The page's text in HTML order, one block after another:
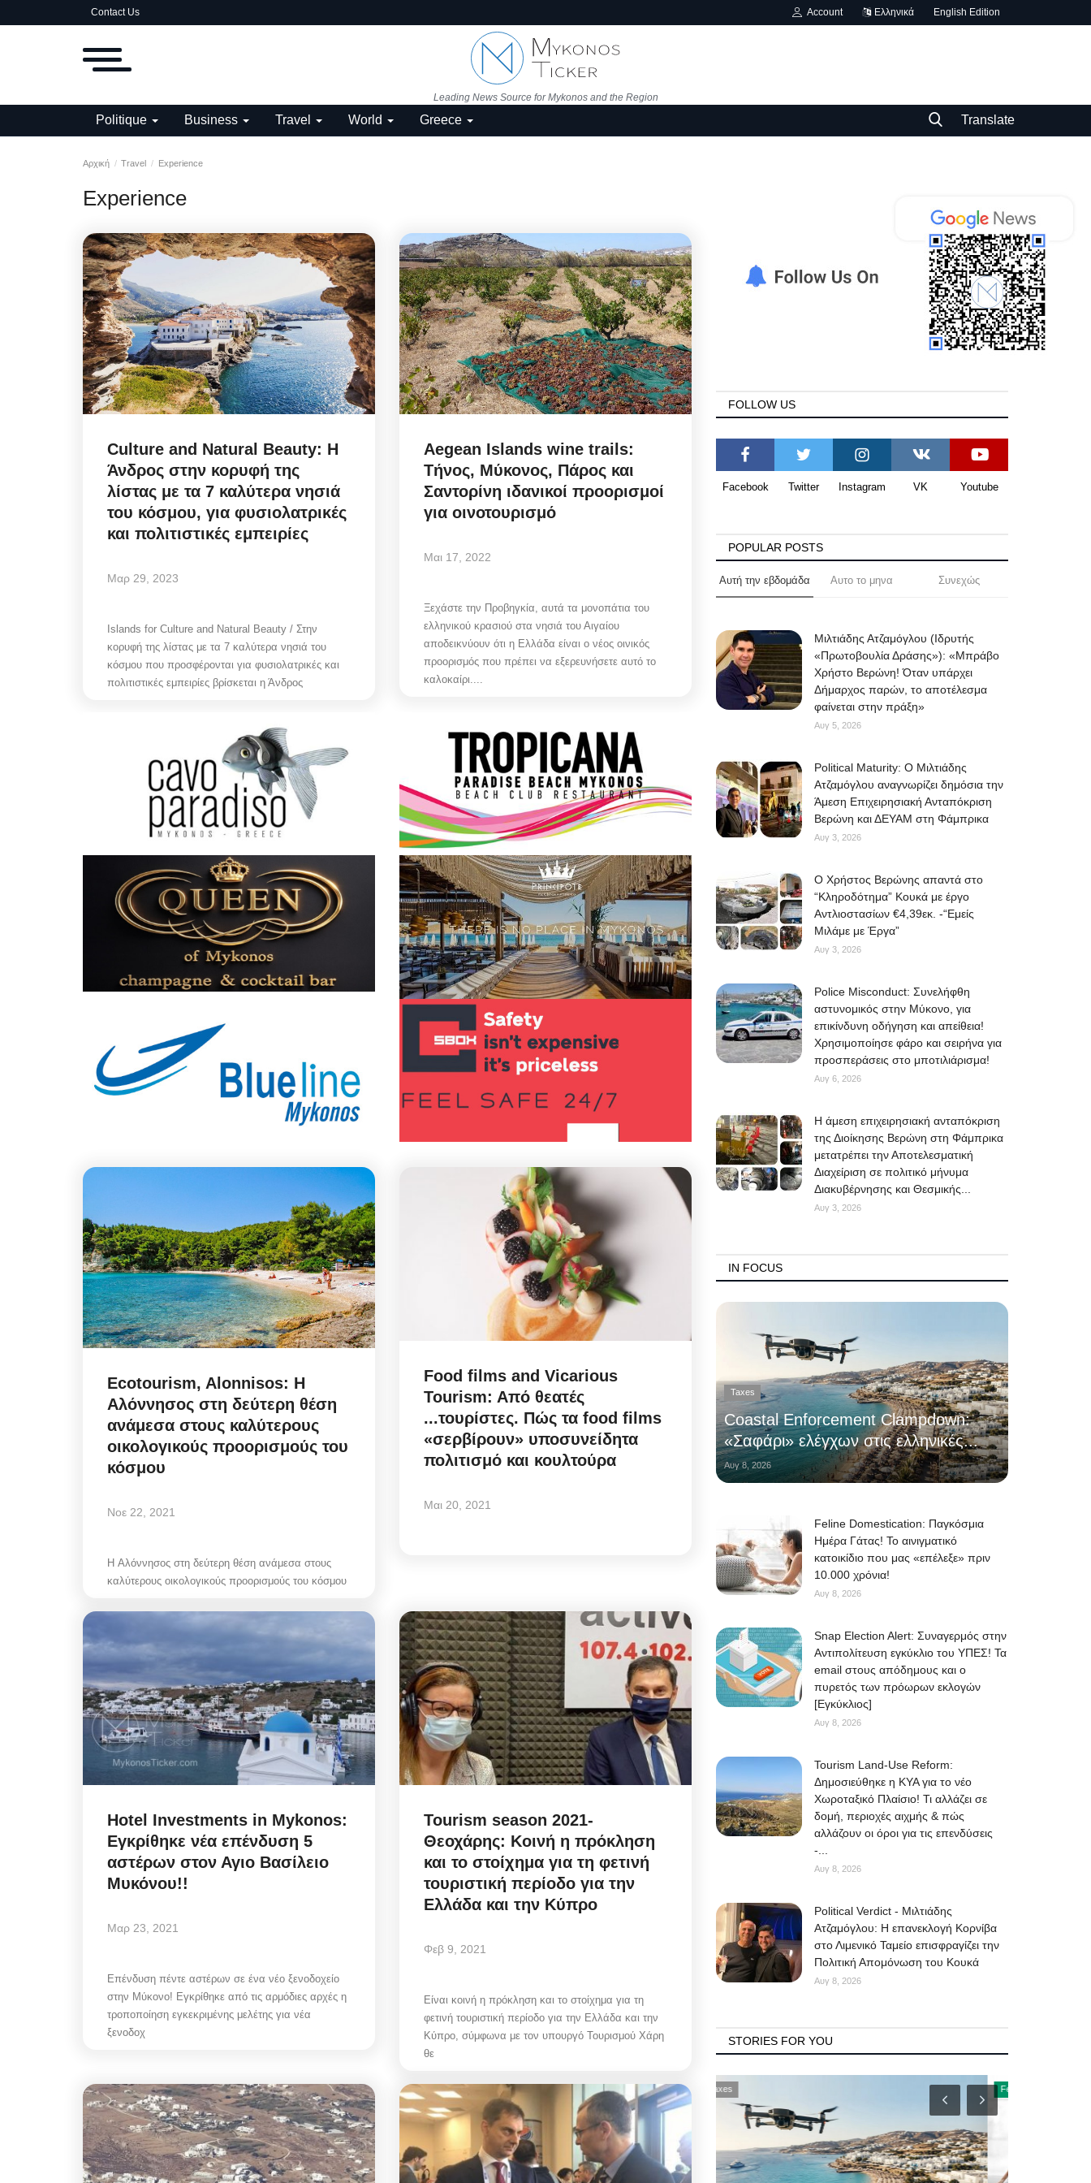
Contact Us Account Ελληνικά English Edition
Leading News Source for Mykonos and the Region
Politique Business Travel World Greece Translate
Αρχική Travel Experience
Experience
Culture and Natural Beauty: H
Άνδρος στην κορυφή της
λίστας με τα 7 καλύτερα νησιά
του κόσμου, για φυσιολατρικές
και πολιτιστικές εμπειρίες
Μαρ 29, 2023
Islands for Culture and Natural Beauty / Στην
κορυφή της λίστας με τα 7 καλύτερα νησιά του
κόσμου που προσφέρονται για φυσιολατρικές και
πολιτιστικές εμπειρίες βρίσκεται η Άνδρος
Aegean Islands wine trails:
Τήνος, Μύκονος, Πάρος και
Σαντορίνη ιδανικοί προορισμοί
για οινοτουρισμό
Μαι 17, 2022
Ξεχάστε την Προβηγκία, αυτά τα μονοπάτια του
ελληνικού κρασιού στα νησιά του Αιγαίου
αποδεικνύουν ότι η Ελλάδα είναι ο νέος οινικός
προορισμός που πρέπει να εξερευνήσετε αυτό το
καλοκαίρι....
Ecotourism, Alonnisos: H
Αλόννησος στη δεύτερη θέση
ανάμεσα στους καλύτερους
οικολογικούς προορισμούς του
κόσμου
Νοε 22, 2021
H Αλόννησος στη δεύτερη θέση ανάμεσα στους
καλύτερους οικολογικούς προορισμούς του κόσμου
Food films and Vicarious
Tourism: Aπό θεατές
...τουρίστες. Πώς τα food films
«σερβίρουν» υποσυνείδητα
πολιτισμό και κουλτούρα
Μαι 20, 2021
Hotel Investments in Mykonos:
Εγκρίθηκε νέα επένδυση 5
αστέρων στον Αγιο Βασίλειο
Μυκόνου!!
Μαρ 23, 2021
Επένδυση πέντε αστέρων σε ένα νέο ξενοδοχείο
στην Μύκονο! Εγκρίθηκε από τις αρμόδιες αρχές η
τροποποίηση εγκεκριμένης μελέτης για νέα
ξενοδοχ
Tourism season 2021-
Θεοχάρης: Κοινή η πρόκληση
και το στοίχημα για τη φετινή
τουριστική περίοδο για την
Ελλάδα και την Κύπρο
Φεβ 9, 2021
Είναι κοινή η πρόκληση και το στοίχημα για τη
φετινή τουριστική περίοδο για την Ελλάδα και την
Κύπρο, σύμφωνα με τον υπουργό Τουρισμού Χάρη
θε
FOLLOW US
Facebook Twitter Instagram VK Youtube
POPULAR POSTS
Αυτή την εβδομάδα Αυτο το μηνα Συνεχώς
Μιλτιάδης Ατζαμόγλου (Ιδρυτής
«Πρωτοβουλία Δράσης»): «Μπράβο
Χρήστο Βερώνη! Όταν υπάρχει
Δήμαρχος παρών, το αποτέλεσμα
φαίνεται στην πράξη»
Αυγ 5, 2026
Political Maturity: Ο Μιλτιάδης
Ατζαμόγλου αναγνωρίζει δημόσια την
Άμεση Επιχειρησιακή Ανταπόκριση
Βερώνη και ΔΕΥΑΜ στη Φάμπρικα
Αυγ 3, 2026
O Χρήστος Βερώνης απαντά στο
“Κληροδότημα” Κουκά με έργο
Αντλιοστασίων €4,39εκ. -“Εμείς
Μιλάμε με Έργα”
Αυγ 3, 2026
Police Misconduct: Συνελήφθη
αστυνομικός στην Μύκονο, για
επικίνδυνη οδήγηση και απείθεια!
Χρησιμοποίησε φάρο και σειρήνα για
προσπεράσεις στο μποτιλιάρισμα!
Αυγ 6, 2026
Η άμεση επιχειρησιακή ανταπόκριση
της Διοίκησης Βερώνη στη Φάμπρικα
μετατρέπει την Αποτελεσματική
Διαχείριση σε πολιτικό μήνυμα
Διακυβέρνησης και Θεσμικής...
Αυγ 3, 2026
IN FOCUS
Taxes
Coastal Enforcement Clampdown:
«Σαφάρι» ελέγχων στις ελληνικές...
Αυγ 8, 2026
Feline Domestication: Παγκόσμια
Ημέρα Γάτας! Το αινιγματικό
κατοικίδιο που μας «επέλεξε» πριν
10.000 χρόνια!
Αυγ 8, 2026
Snap Election Alert: Συναγερμός στην
Αντιπολίτευση εγκύκλιο του ΥΠΕΣ! Τα
email στους απόδημους και ο
πυρετός των πρόωρων εκλογών
[Εγκύκλιος]
Αυγ 8, 2026
Tourism Land-Use Reform:
Δημοσιεύθηκε η ΚΥΑ για το νέο
Χωροταξικό Πλαίσιο! Τι αλλάζει σε
δομή, περιοχές αιχμής & πώς
αλλάζουν οι όροι για τις επενδύσεις
-...
Αυγ 8, 2026
Political Verdict - Μιλτιάδης
Ατζαμόγλου: Η επανεκλογή Κορνίβα
στο Λιμενικό Ταμείο επισφραγίζει την
Πολιτική Απομόνωση του Κουκά
Αυγ 8, 2026
STORIES FOR YOU
Government Taxes Fetes